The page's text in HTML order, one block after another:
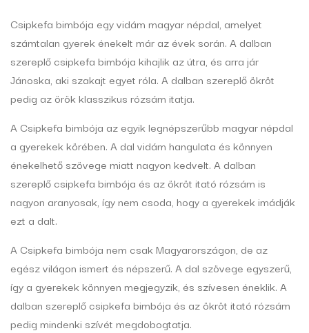
Csipkefa bimbója egy vidám magyar népdal, amelyet
számtalan gyerek énekelt már az évek során. A dalban
szereplő csipkefa bimbója kihajlik az útra, és arra jár
Jánoska, aki szakajt egyet róla. A dalban szereplő ökröt
pedig az örök klasszikus rózsám itatja.
A Csipkefa bimbója az egyik legnépszerűbb magyar népdal
a gyerekek körében. A dal vidám hangulata és könnyen
énekelhető szövege miatt nagyon kedvelt. A dalban
szereplő csipkefa bimbója és az ökröt itató rózsám is
nagyon aranyosak, így nem csoda, hogy a gyerekek imádják
ezt a dalt.
A Csipkefa bimbója nem csak Magyarországon, de az
egész világon ismert és népszerű. A dal szövege egyszerű,
így a gyerekek könnyen megjegyzik, és szívesen éneklik. A
dalban szereplő csipkefa bimbója és az ökröt itató rózsám
pedig mindenki szívét megdobogtatja.